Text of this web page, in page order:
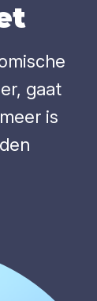
gaat
is